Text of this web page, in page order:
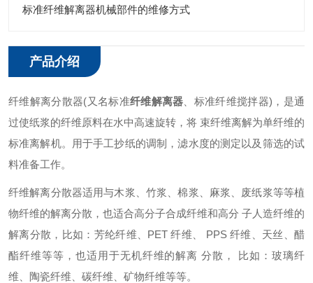
标准纤维解离器机械部件的维修方式
产品介绍
纤维解离分散器(又名标准纤维解离器 、标准纤维搅拌器)，是通
过使纸浆的纤维原料在水中高速旋转，将 束纤维离解为单纤维的
标准离解机。用于手工抄纸的调制，滤水度的测定以及筛选的试
料准备工作。
纤维解离分散器适用与木浆、竹浆、棉浆、麻浆、废纸浆等等植
物纤维的解离分散，也适合高分子合成纤维和高分 子人造纤维的
解离分散，比如：芳纶纤维、PET 纤维、 PPS 纤维、天丝、醋
酯纤维等等，也适用于无机纤维的解离 分散， 比如：玻璃纤
维、陶瓷纤维、碳纤维、矿物纤维等等。